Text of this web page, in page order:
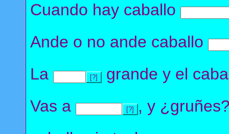
Cuando hay caballo
Ande o no ande caballo
La
[?]
grande y el
Vas a
[?]
, y